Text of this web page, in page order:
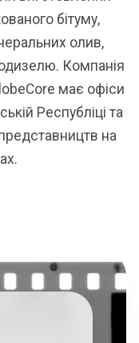
бітуму,
олив,
Компанія
має офіси
Республіці та
на